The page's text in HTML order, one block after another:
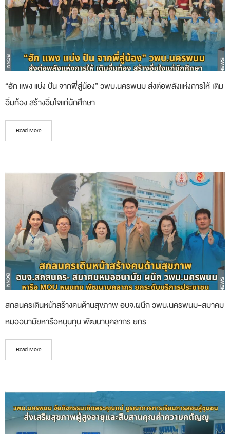
“ฮัก แพง แบ่ง ปัน จากพี่สู่น้อง” วพบ.นครพนม ส่งต่อพลังแห่งการให้ เติม
อิ่มท้อง สร้างอิ่มใจแก่นักศึกษา
Read More
สกลนครเดินหน้าสร้างคนด้านสุขภาพ อบจ.ผนึก วพบ.นครพนม–สมาคม
หมออนามัยหารือหนุนทุน พัฒนาบุคลากร ยกร
Read More